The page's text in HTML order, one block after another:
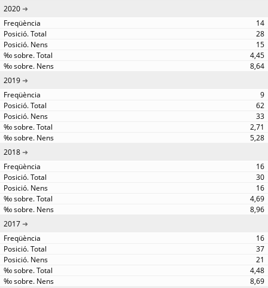
2020
14
28
15
4,45
8,64
2019
9
62
33
2,71
5,28
2018
16
30
16
4,69
8,96
2017
16
37
21
4,48
8,69